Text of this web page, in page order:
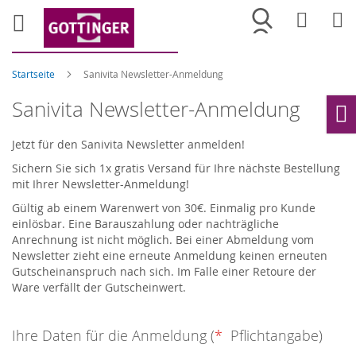
Merkliste
Startseite Sanivita Newsletter-Anmeldung
Sanivita Newsletter-Anmeldung
Jetzt für den Sanivita Newsletter anmelden!
Sichern Sie sich 1x gratis Versand für Ihre nächste Bestellung
mit Ihrer Newsletter-Anmeldung!
Gültig ab einem Warenwert von 30€. Einmalig pro Kunde
einlösbar. Eine Barauszahlung oder nachträgliche
Anrechnung ist nicht möglich. Bei einer Abmeldung vom
Newsletter zieht eine erneute Anmeldung keinen erneuten
Gutscheinanspruch nach sich. Im Falle einer Retoure der
Ware verfällt der Gutscheinwert.
Ihre Daten für die Anmeldung (* Pflichtangabe)